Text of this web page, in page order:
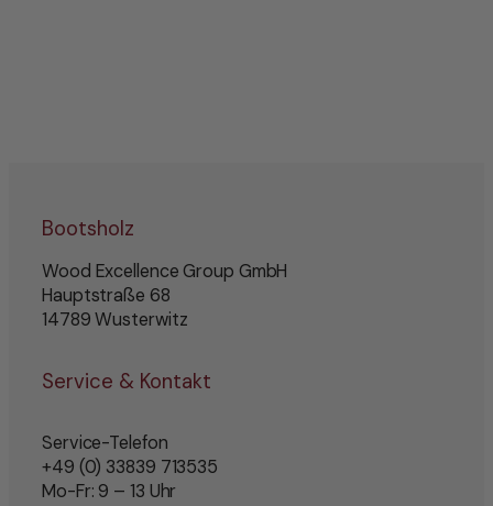
Bootsholz
Wood Excellence Group GmbH
Hauptstraße 68
14789 Wusterwitz
Service & Kontakt
Service-Telefon
+49 (0) 33839 713535
Mo-Fr: 9 – 13 Uhr